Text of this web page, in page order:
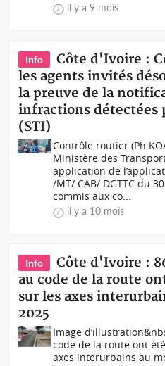
il y a 9 mois
Info
Côte d'Ivoire :
les agents invités
la preuve de la
infractions détectées
(STI)
Contrôle routier (Ph
Ministère des
application de
/MT/ CAB/ DGTTC du
commis aux co...
il y a 10 mois
Info
Côte d'Ivoire :
au code de la route
sur les axes
2025
Image
code de la route ont
axes interurbains au